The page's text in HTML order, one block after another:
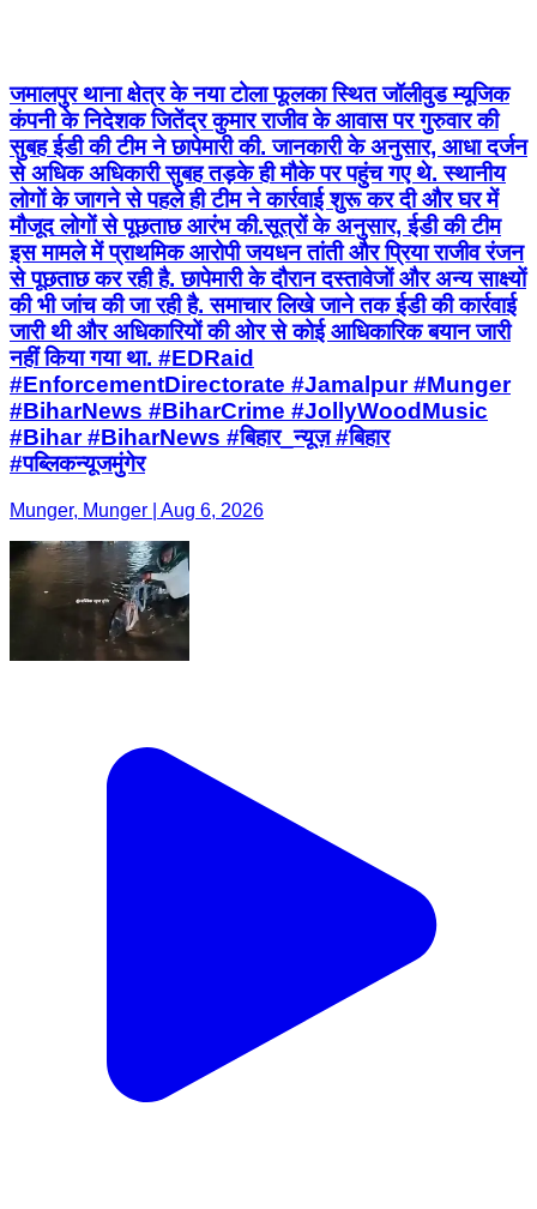
जमालपुर थाना क्षेत्र के नया टोला फूलका स्थित जॉलीवुड म्यूजिक
कंपनी के निदेशक जितेंद्र कुमार राजीव के आवास पर गुरुवार की
सुबह ईडी की टीम ने छापेमारी की. जानकारी के अनुसार, आधा दर्जन
से अधिक अधिकारी सुबह तड़के ही मौके पर पहुंच गए थे. स्थानीय
लोगों के जागने से पहले ही टीम ने कार्रवाई शुरू कर दी और घर में
मौजूद लोगों से पूछताछ आरंभ की.सूत्रों के अनुसार, ईडी की टीम
इस मामले में प्राथमिक आरोपी जयधन तांती और प्रिया राजीव रंजन
से पूछताछ कर रही है. छापेमारी के दौरान दस्तावेजों और अन्य साक्ष्यों
की भी जांच की जा रही है. समाचार लिखे जाने तक ईडी की कार्रवाई
जारी थी और अधिकारियों की ओर से कोई आधिकारिक बयान जारी
नहीं किया गया था. #EDRaid
#EnforcementDirectorate #Jamalpur #Munger
#BiharNews #BiharCrime #JollyWoodMusic
#Bihar #BiharNews #बिहार_न्यूज़ #बिहार
#पब्लिकन्यूजमुंगेर
Munger, Munger | Aug 6, 2026